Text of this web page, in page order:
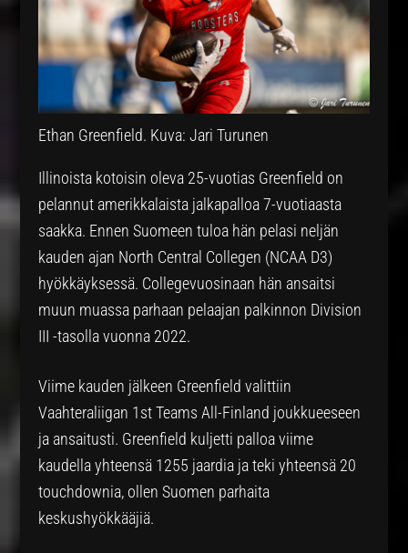
Ethan Greenfield. Kuva: Jari Turunen
Illinoista kotoisin oleva 25-vuotias Greenfield on
pelannut amerikkalaista jalkapalloa 7-vuotiaasta
saakka. Ennen Suomeen tuloa hän pelasi neljän
kauden ajan North Central Collegen (NCAA D3)
hyökkäyksessä. Collegevuosinaan hän ansaitsi
muun muassa parhaan pelaajan palkinnon Division
III -tasolla vuonna 2022.
Viime kauden jälkeen Greenfield valittiin
Vaahteraliigan 1st Teams All-Finland joukkueeseen
ja ansaitusti. Greenfield kuljetti palloa viime
kaudella yhteensä 1255 jaardia ja teki yhteensä 20
touchdownia, ollen Suomen parhaita
keskushyökkääjiä.